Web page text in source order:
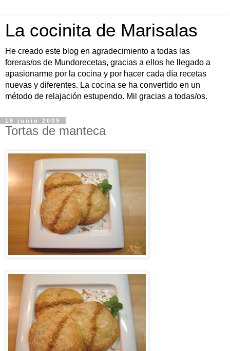
La cocinita de Marisalas
He creado este blog en agradecimiento a todas las
foreras/os de Mundorecetas, gracias a ellos he llegado a
apasionarme por la cocina y por hacer cada día recetas
nuevas y diferentes. La cocina se ha convertido en un
método de relajación estupendo. Mil gracias a todas/os.
18 junio 2009
Tortas de manteca